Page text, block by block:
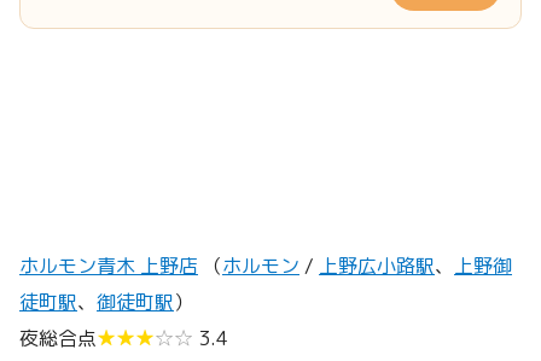
ホルモン青木 上野店 （ホルモン / 上野広小路駅、 上野御
徒町駅、 御徒町駅）
夜総合点★★★☆☆ 3.4